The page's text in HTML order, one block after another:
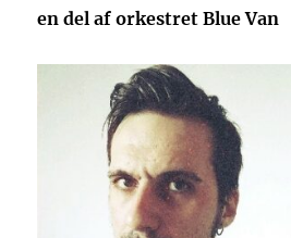
en del af orkestret Blue Van